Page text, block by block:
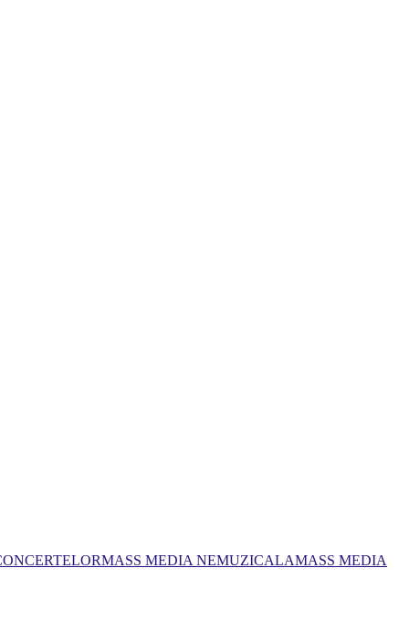
MASS MEDIA NEMUZICALAMASS MEDIA